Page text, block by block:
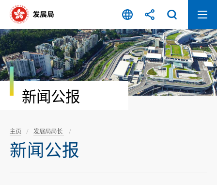
容
开
始
新闻公报
主页 发展局局长
新闻公报